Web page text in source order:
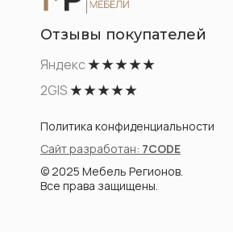
Политика конфиденциальности
© 2025 Мебель Регионов.
Все права защищены.
Отзывы покупателей
Сайт разработан: 7CODE
Яндекс★ ★ ★ ★ ★
2GIS★ ★ ★ ★ ★